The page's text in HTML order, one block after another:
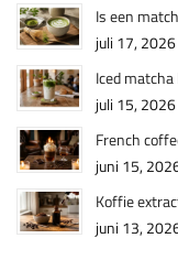
Is een
juli 17, 2026
Iced
juli 15, 2026
French
juni 15,
Koffie
juni 13,